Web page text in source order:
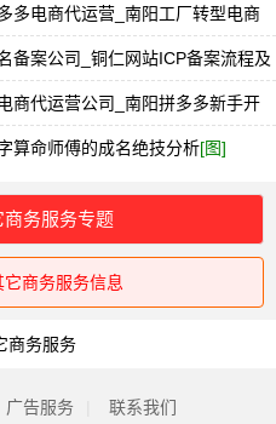
多电商代运营_南阳工厂转型电商
备案公司_铜仁网站ICP备案流程及
商代运营公司_南阳拼多多新手开
算命师傅的成名绝技分析[图]
务服务专题
商务服务信息
商务服务
广告服务 联系我们